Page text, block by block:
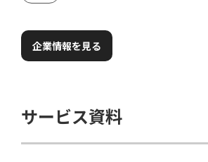
企業情報を見る
サービス資料